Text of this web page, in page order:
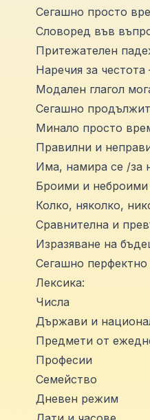
Сегашно просто
Словоред във
Притежателен
Наречия за
Модален глагол
Сегашно
Минало просто
Правилни и
Има, намира се /за
Броими и неброими
Колко, няколко,
Сравнителна и
Изразяване на
Сегашно
Лексика:
Числа
Държави и
Предмети от
Професии
Семейство
Дневен режим